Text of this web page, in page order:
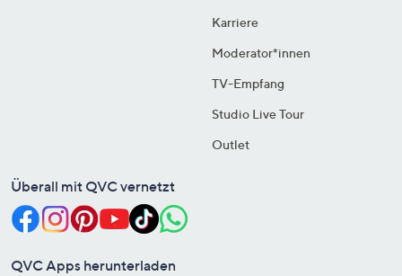
Karriere
Moderator*innen
TV-Empfang
Studio Live Tour
Outlet
Überall mit QVC vernetzt
QVC Apps herunterladen